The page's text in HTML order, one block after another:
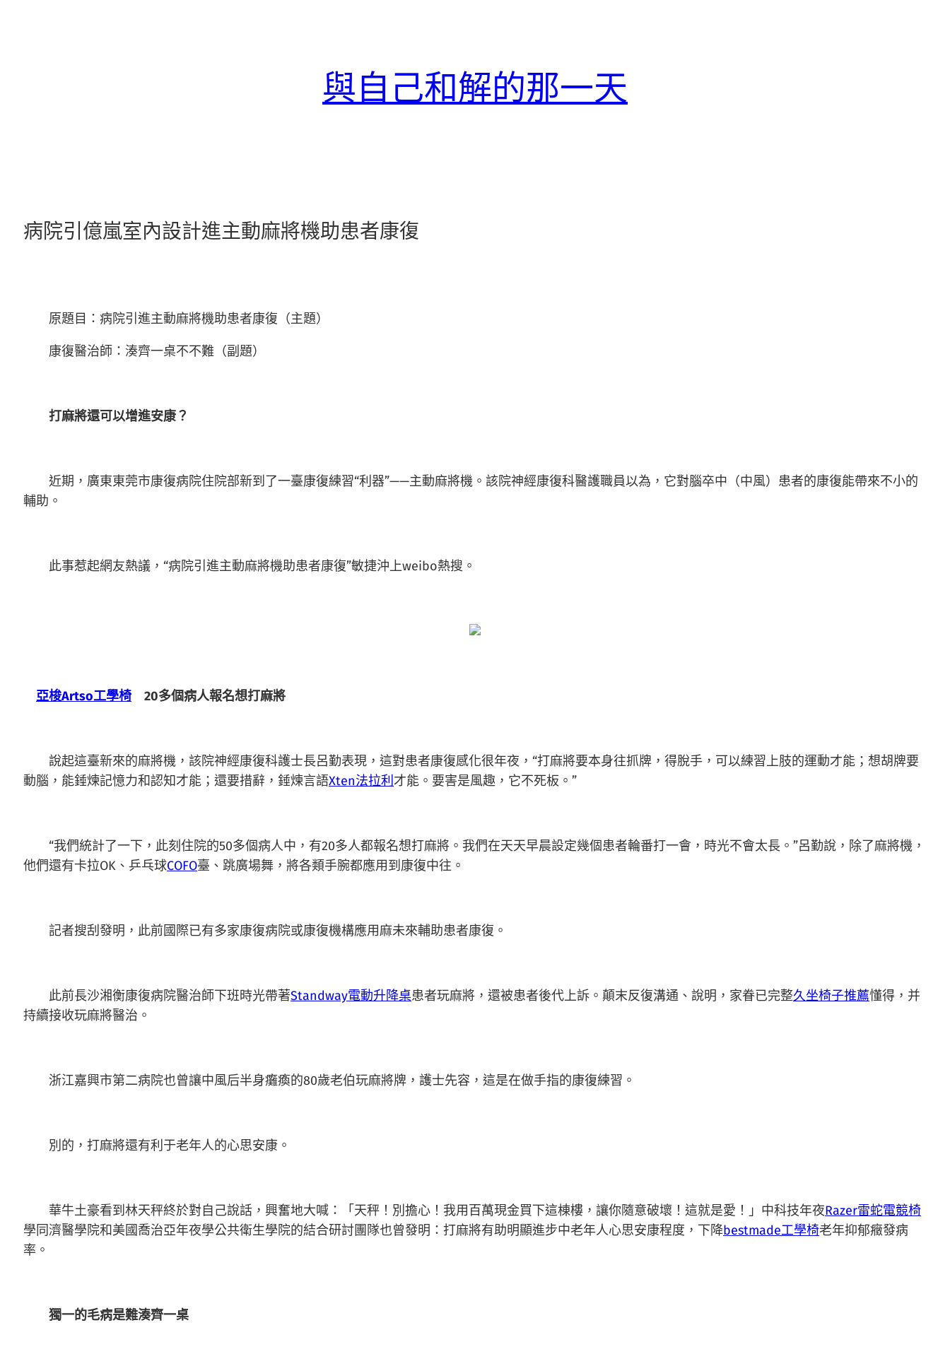
與自己和解的那一天
病院引億嵐室內設計進主動麻將機助患者康復
原題目：病院引進主動麻將機助患者康復（主題）
康復醫治師：湊齊一桌不不難（副題）
打麻將還可以增進安康？
近期，廣東東莞市康復病院住院部新到了一臺康復練習“利器”——主動麻將機。該院神經康復科醫護職員以為，它對腦卒中（中風）患者的康復能帶來不小的
輔助。
此事惹起網友熱議，“病院引進主動麻將機助患者康復”敏捷沖上weibo熱搜。
亞梭Artso工學椅 20多個病人報名想打麻將
說起這臺新來的麻將機，該院神經康復科護士長呂勤表現，這對患者康復感化很年夜，“打麻將要本身往抓牌，得脫手，可以練習上肢的運動才能；想胡牌要
動腦，能錘煉記憶力和認知才能；還要措辭，錘煉言語Xten法拉利 才能。要害是風趣，它不死板。”
“我們統計了一下，此刻住院的50多個病人中，有20多人都報名想打麻將。我們在天天早晨設定幾個患者輪番打一會，時光不會太長。”呂勤說，除了麻將機，
他們還有卡拉OK、乒乓球COFO臺、跳廣場舞，將各類手腕都應用到康復中往。
記者搜刮發明，此前國際已有多家康復病院或康復機構應用麻未來輔助患者康復。
此前長沙湘衡康復病院醫治師下班時光帶著Standway電動升降桌患者玩麻將，還被患者後代上訴。顛末反復溝通、說明，家眷已完整久坐椅子推薦懂得，并
持續接收玩麻將醫治。
浙江嘉興市第二病院也曾讓中風后半身癱瘓的80歲老伯玩麻將牌，護士先容，這是在做手指的康復練習。
別的，打麻將還有利于老年人的心思安康。
華牛土豪看到林天秤終於對自己說話，興奮地大喊：「天秤！別擔心！我用百萬現金買下這棟樓，讓你隨意破壞！這就是愛！」中科技年夜Razer雷蛇電競椅
學同濟醫學院和美國喬治亞年夜學公共衛生學院的結合研討團隊也曾發明：打麻將有助明顯進步中老年人心思安康程度，下降bestmade工學椅老年抑郁癥發病
率。
獨一的毛病是難湊齊一桌